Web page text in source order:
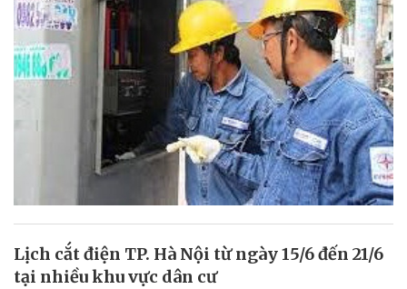
Lịch cắt điện TP. Hà Nội từ ngày 15/6 đến 21/6
tại nhiều khu vực dân cư